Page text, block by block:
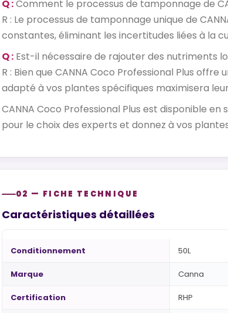
Q :Comment le processus de tamponnage de
R : Le processus de tamponnage unique de
constantes, éliminant les incertitudes liées à la
Q : Est-il nécessaire de rajouter des nutriments
R : Bien que CANNA Coco Professional Plus
adapté à vos plantes spécifiques maximisera
CANNA Coco Professional Plus est disponible
pour le choix des experts et donnez à vos
02 — FICHE TECHNIQUE
Caractéristiques détaillées
Conditionnement 50L
Marque Canna
Certification RHP